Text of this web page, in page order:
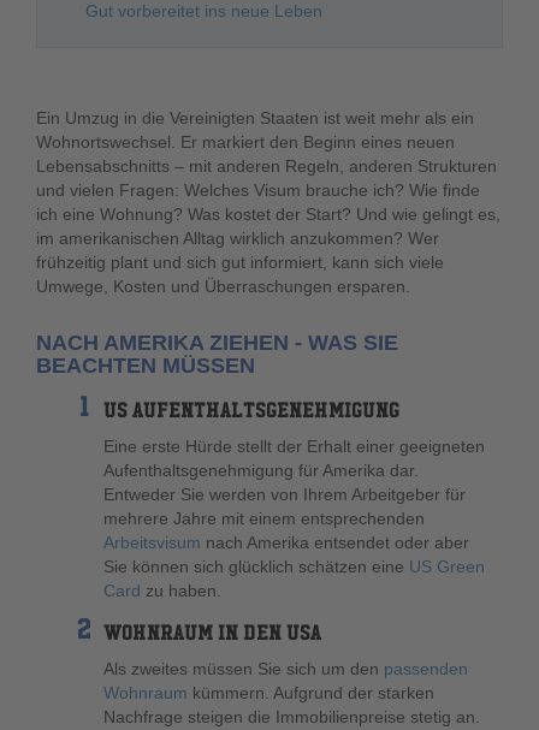
Gut vorbereitet ins neue Leben
Ein Umzug in die Vereinigten Staaten ist weit mehr als ein
Wohnortswechsel. Er markiert den Beginn eines neuen
Lebensabschnitts – mit anderen Regeln, anderen Strukturen
und vielen Fragen: Welches Visum brauche ich? Wie finde
ich eine Wohnung? Was kostet der Start? Und wie gelingt es,
im amerikanischen Alltag wirklich anzukommen? Wer
frühzeitig plant und sich gut informiert, kann sich viele
Umwege, Kosten und Überraschungen ersparen.
NACH AMERIKA ZIEHEN - WAS SIE
BEACHTEN MÜSSEN
US AUFENTHALTSGENEHMIGUNG
Eine erste Hürde stellt der Erhalt einer geeigneten
Aufenthaltsgenehmigung für Amerika dar.
Entweder Sie werden von Ihrem Arbeitgeber für
mehrere Jahre mit einem entsprechenden
Arbeitsvisum nach Amerika entsendet oder aber
Sie können sich glücklich schätzen eine US Green
Card zu haben.
WOHNRAUM IN DEN USA
Als zweites müssen Sie sich um den passenden
Wohnraum kümmern. Aufgrund der starken
Nachfrage steigen die Immobilienpreise stetig an.